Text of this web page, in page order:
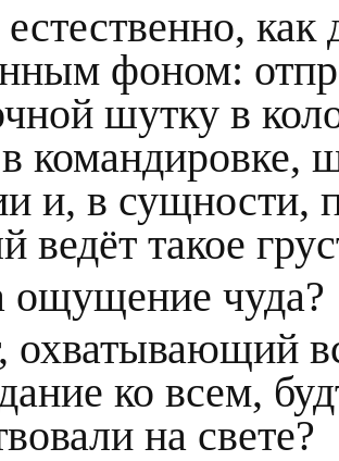
как
фоном:
шутку в
командировке,
и, в сущности,
ведёт такое
ощущение чуда?
охватывающий
ко всем,
на свете?